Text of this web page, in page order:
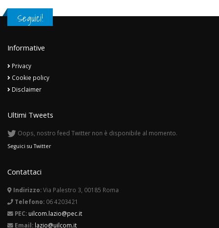
Seguici!
Informative
Privacy
Cookie policy
Disclaimer
Ultimi Tweets
Oops, nostro feed Twitter non è disponibile al momento.
Seguici su Twitter
Contattaci
Indirizzo:Via Palestro 3, 00185 Roma
Telefono: 06 4203421
PEC: uilcom.lazio@pec.it
Email: lazio@uilcom.it